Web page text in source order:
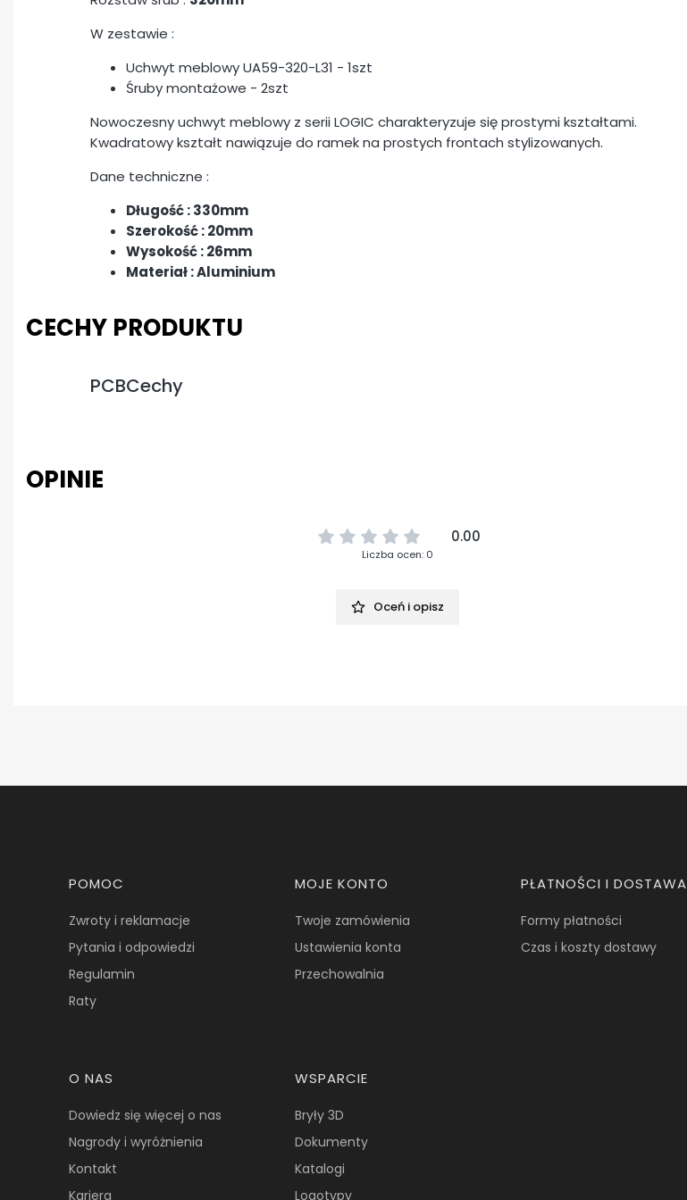
W zestawie :
Uchwyt meblowy UA59-320-L31 - 1szt
Śruby montażowe - 2szt
Nowoczesny uchwyt meblowy z serii LOGIC charakteryzuje się prostymi kształtami.
Kwadratowy kształt nawiązuje do ramek na prostych frontach stylizowanych.
Dane techniczne :
Długość : 330mm
Szerokość : 20mm
Wysokość : 26mm
Materiał : Aluminium
CECHY PRODUKTU
PCBCechy
OPINIE
0.00
Liczba ocen: 0
Oceń i opisz
Linki w stopce
POMOC
Zwroty i reklamacje
Pytania i odpowiedzi
Regulamin
Raty
MOJE KONTO
Twoje zamówienia
Ustawienia konta
Przechowalnia
PŁATNOŚCI I DOSTAWA
Formy płatności
Czas i koszty dostawy
O NAS
Dowiedz się więcej o nas
Nagrody i wyróżnienia
Kontakt
Kariera
WSPARCIE
Bryły 3D
Dokumenty
Katalogi
Logotypy